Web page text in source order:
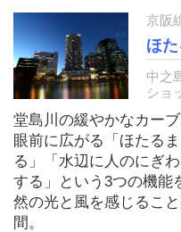
京阪
ほ
中之
ショ
堂島川の緩やかなカー
眼前に広がる「ほたる
る」「水辺に人のにぎ
する」という3つの機能
然の光と風を感じるこ
間。